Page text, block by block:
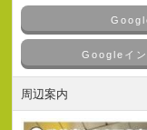
Googleイン
周辺案内